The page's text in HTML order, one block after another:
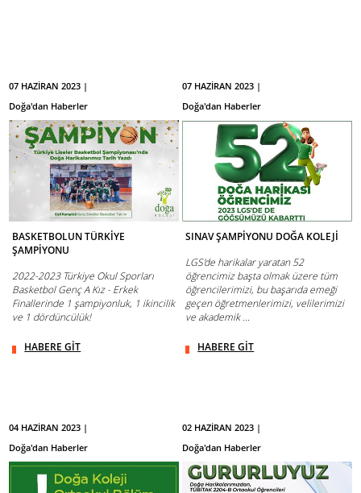
07 HAZİRAN 2023 |
Doğa'dan Haberler
BASKETBOLUN TÜRKİYE
ŞAMPİYONU
2022-2023 Türkiye Okul Sporları
Basketbol Genç A Kız - Erkek
Finallerinde 1 şampiyonluk, 1 ikincilik
ve 1 dördüncülük!
HABERE GİT
07 HAZİRAN 2023 |
Doğa'dan Haberler
SINAV ŞAMPİYONU DOĞA KOLEJİ
LGS'de harikalar yaratan 52
öğrencimiz başta olmak üzere tüm
öğrencilerimizi, bu başarıda emeği
geçen öğretmenlerimizi, velilerimizi
ve akademik ...
HABERE GİT
04 HAZİRAN 2023 |
Doğa'dan Haberler
02 HAZİRAN 2023 |
Doğa'dan Haberler